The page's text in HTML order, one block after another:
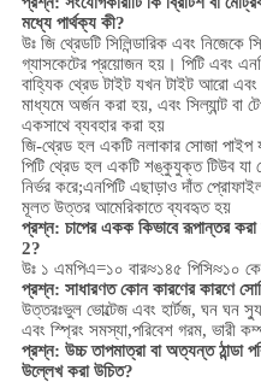
মধ্যে পার্থক্য কী?
উঃ জি থ্রেডটি সিলিন্ডারিক এবং
গ্যাসকেটের প্রয়োজন হয়। পিটি এবং
বাহ্যিক থ্রেড টাইট যখন টাইট আরো
মাধ্যমে অর্জন করা হয়, এবং সিল্যান্ট বা
একসাথে ব্যবহার করা হয়
জি-থ্রেড হল একটি নলাকার সোজা পাইপ
পিটি থ্রেড হল একটি শঙ্কুযুক্ত টিউব যা
নির্ভর করে;এনপিটি এছাড়াও দাঁত
মূলত উত্তর আমেরিকাতে ব্যবহৃত হয়
প্রশ্ন: চাপের একক কিভাবে রূপান্তর
2?
উঃ ১ এমপিএ=১০ বার≈১৪৫ পিসি≈১০
প্রশ্ন: সাধারণত কোন কারণের কারণে
উত্তরঃভুল ভোল্টেজ এবং হার্টজ, ঘন ঘন
এবং স্প্রিং সমস্যা,পরিবেশ গরম, ভারী
প্রশ্ন: উচ্চ তাপমাত্রা বা অত্যন্ত ঠান্ডা
উল্লেখ করা উচিত?